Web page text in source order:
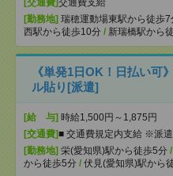
[交通費] 交通費支給
[勤務地] 瑞穂運動場東駅から徒歩7
西駅から徒歩10分 / 新瑞橋駅から
《単発1日OK！日払い可
ル貼り[派遣]
[給 与] 時給1,500円～1,875円
[交通費]■ 交通費規定内支給 ※派
[勤務地] 栄(愛知県)駅から徒歩5分 /
から徒歩5分 / 伏見(愛知県)駅から